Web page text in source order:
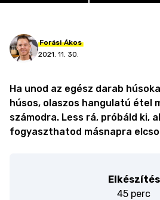
Forási Ákos
2021. 11. 30.
Ha unod az egész darab
húsos, olaszos hangulatú étel
számodra. Less rá, próbáld ki,
fogyaszthatod másnapra
Elkészítés
45 perc